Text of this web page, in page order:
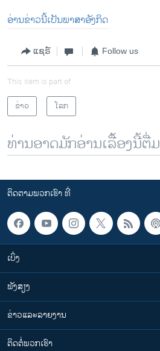
ອ່ານຂ່າວນີ້ເປັນພາສາອັງກິດ
ແຊຣ໌ Follow us
This item is part of
ຂ່າວ
ໂລກ
ທ່ານອາດມັກອ່ານເລື້ອງນີ້ຕື່ມ
ຕິດຕາມພວກເຮົາ ທີ່
ເບິ່ງ
ຟັງສຽງ
ຂ່າວແລະລາຍງານ
ຕິດຕໍ່ພວກເຮົາ